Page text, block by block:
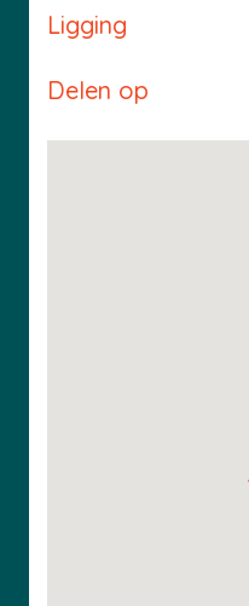
Ligging
Delen op